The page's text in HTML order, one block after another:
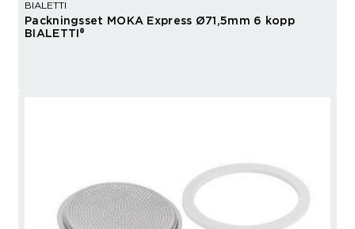
BIALETTI
Packningsset MOKA Express Ø71,5mm 6 kopp
BIALETTI®